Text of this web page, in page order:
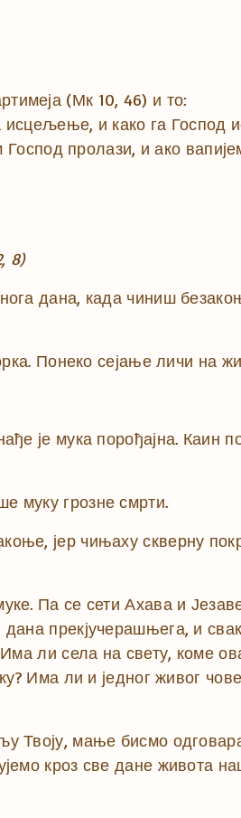
(Мк 10, 46) и то:
исцељење, и како га Господ
Господ пролази, и ако
8)
дана, када чиниш
Понеко сејање личи на
је мука порођајна. Каин
муку грозне смрти.
јер чињаху скверну
Па се сети Ахава и
прекјучерашњега, и
ли села на свету, коме
Има ли и једног живог
Твоју, мање бисмо
кроз све дане живота